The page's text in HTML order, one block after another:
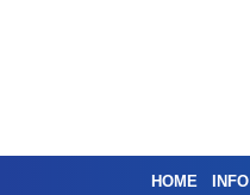
HOME